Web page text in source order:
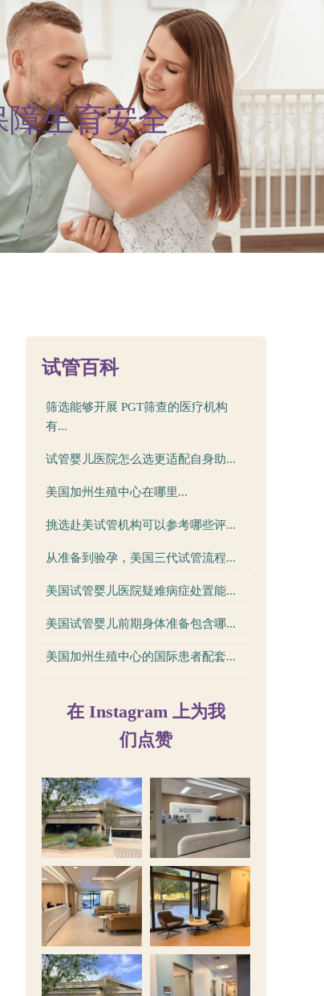
障生育安全
试管百科
筛选能够开展 PGT筛查的医疗机构
有...
试管婴儿医院怎么选更适配自身助...
美国加州生殖中心在哪里...
挑选赴美试管机构可以参考哪些评...
从准备到验孕，美国三代试管流程...
美国试管婴儿医院疑难病症处置能...
美国试管婴儿前期身体准备包含哪...
美国加州生殖中心的国际患者配套...
在 Instagram 上为我
们点赞